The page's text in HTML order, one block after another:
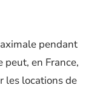
pendant
peut, en France,
les locations de